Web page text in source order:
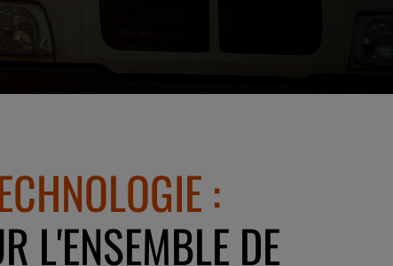
:
L'ENSEMBLE DE